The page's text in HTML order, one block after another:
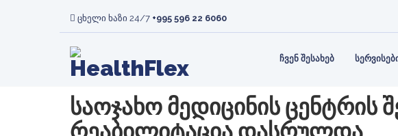
ცხელი ხაზი 24/7 +995 596 22 6060
ᲩᲕᲔᲜ ᲨᲔᲡᲐᲮᲔᲑ
ᲦᲕᲘᲫᲚᲘᲡ
ᲡᲠᲣᲚᲐᲓ
ᲡᲐᲝᲯᲐᲮᲝ ᲛᲔᲓᲘᲪᲘᲜᲘᲡ ᲪᲔᲜᲢᲠᲘᲡ